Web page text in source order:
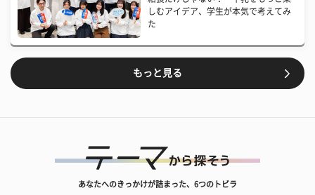
しむアイデア、学生が本気で考えてみ
た
もっと見る
あなたへのきっかけが詰まった、6つのトビラ